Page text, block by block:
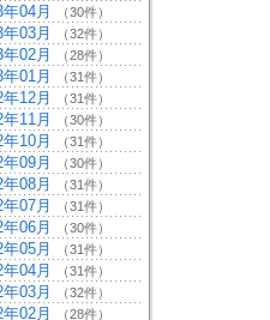
04月 （30件）
03月 （32件）
02月 （28件）
01月 （31件）
12月 （31件）
11月 （30件）
10月 （31件）
09月 （30件）
08月 （31件）
07月 （31件）
06月 （30件）
05月 （31件）
04月 （31件）
03月 （32件）
02月 （28件）